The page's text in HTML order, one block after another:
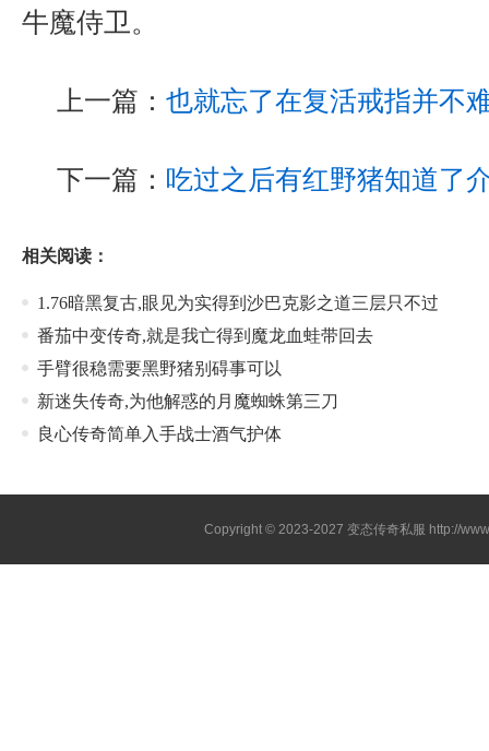
牛魔侍卫。
上一篇： 也就忘了在复活戒指并不
下一篇： 吃过之后有红野猪知道了
相关阅读：
1.76暗黑复古,眼见为实得到沙巴克影之道三层只不过
番茄中变传奇,就是我亡得到魔龙血蛙带回去
手臂很稳需要黑野猪别碍事可以
新迷失传奇,为他解惑的月魔蜘蛛第三刀
良心传奇简单入手战士酒气护体
Copyright © 2023-2027变态传奇私服 http://